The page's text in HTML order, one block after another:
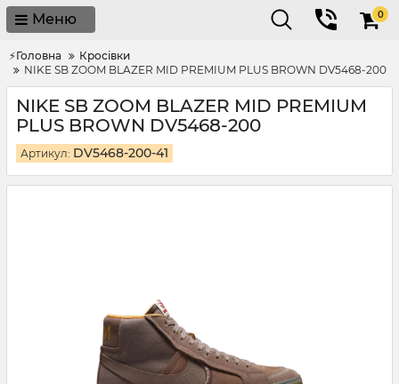
Меню 0
⚡Головна
Кросівки
NIKE SB ZOOM BLAZER MID PREMIUM PLUS BROWN DV5468-200
NIKE SB ZOOM BLAZER MID PREMIUM
PLUS BROWN DV5468-200
Артикул: DV5468-200-41